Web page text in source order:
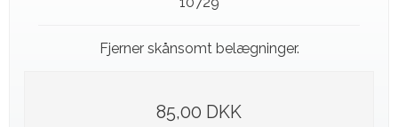
Fjerner skånsomt belægninger.
85,00 DKK